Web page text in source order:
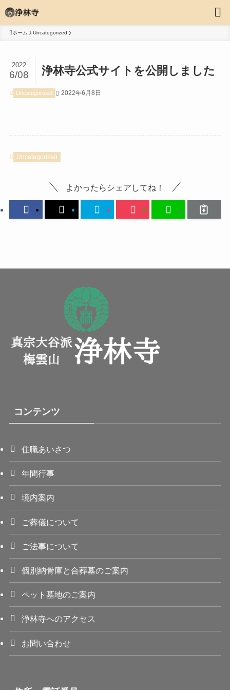
ホーム Uncategorized
浄林寺公式サイトを公開しました
2022
6/08
Uncategorized 2022年6月8日
Uncategorized
よかったらシェアしてね！
コンテンツ
住職あいさつ
年間行事
境内案内
ご葬儀について
ご法事について
個別納骨庫と合葬墓のご案内
ペット墓地のご案内
浄林寺へのアクセス
お問い合わせ